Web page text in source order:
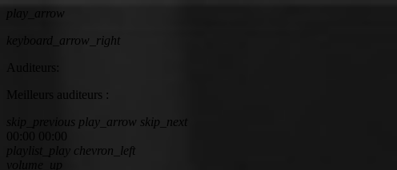
play_arrow
keyboard_arrow_right
Auditeurs:
Meilleurs auditeurs :
skip_previous play_arrow skip_next
00:00
00:00
playlist_play chevron_left